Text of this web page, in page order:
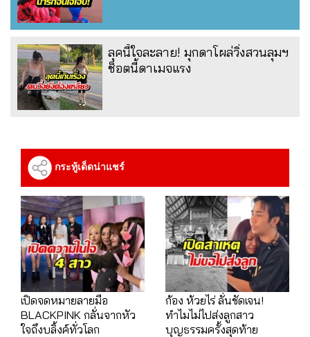
ลุคนี้ใจละลาย! มุกดาโผล่วิ่งสวนลุมฯ
ช็อตนี้ดาเมจแรง
กระทู้เด็ดน่าแชร์
เปิดจดหมายลายมือ
BLACKPINK กลั่นจากหัว
ใจถึงบลิ้งค์ทั่วโลก
ก้อง ห้วยไร่ ลั่นชัดเจน!
ทำไมไม่ไปส่งลูกสาว
บุญธรรมครั้งสุดท้าย